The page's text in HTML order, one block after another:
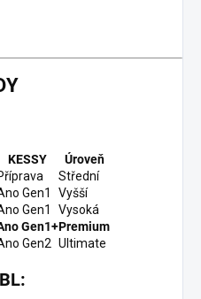
KESSY
Úroveň
Střední
Gen1
Vyšší
Gen1
Vysoká
Gen1+Premium
Gen2 Ultimate